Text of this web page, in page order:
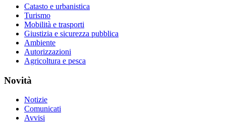
Catasto e urbanistica
Turismo
Mobilità e trasporti
Giustizia e sicurezza pubblica
Ambiente
Autorizzazioni
Agricoltura e pesca
Novità
Notizie
Comunicati
Avvisi